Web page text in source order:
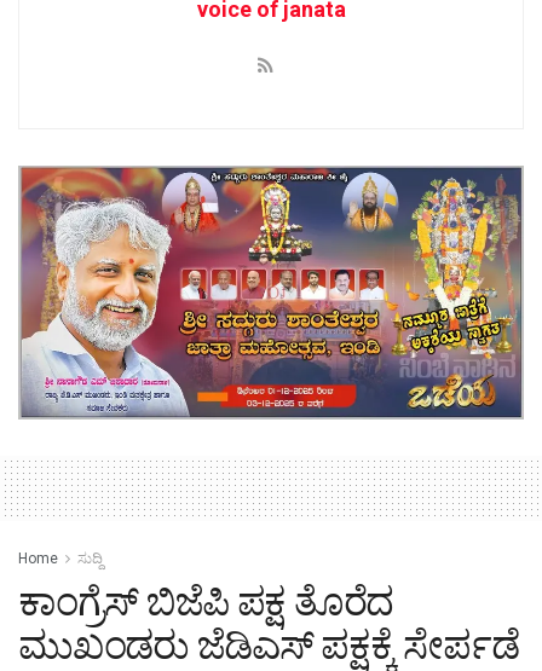
voice of janata
Home ಸುದ್ದಿ
ಕಾಂಗ್ರೆಸ್ ಬಿಜೆಪಿ ಪಕ್ಷ ತೊರೆದ
ಮುಖಂಡರು ಜೆಡಿಎಸ್ ಪಕ್ಷಕ್ಕೆ ಸೇರ್ಪಡೆ